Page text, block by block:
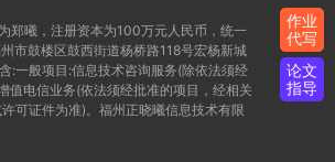
郑曦，注册资本为100万元人民币，统一
市鼓楼区鼓西街道杨桥路118号宏杨新城
:一般项目:信息技术咨询服务(除依法须经
值电信业务(依法须经批准的项目，经相关
可证件为准)。福州正晓曦信息技术有限
作业
代写
论文
指导